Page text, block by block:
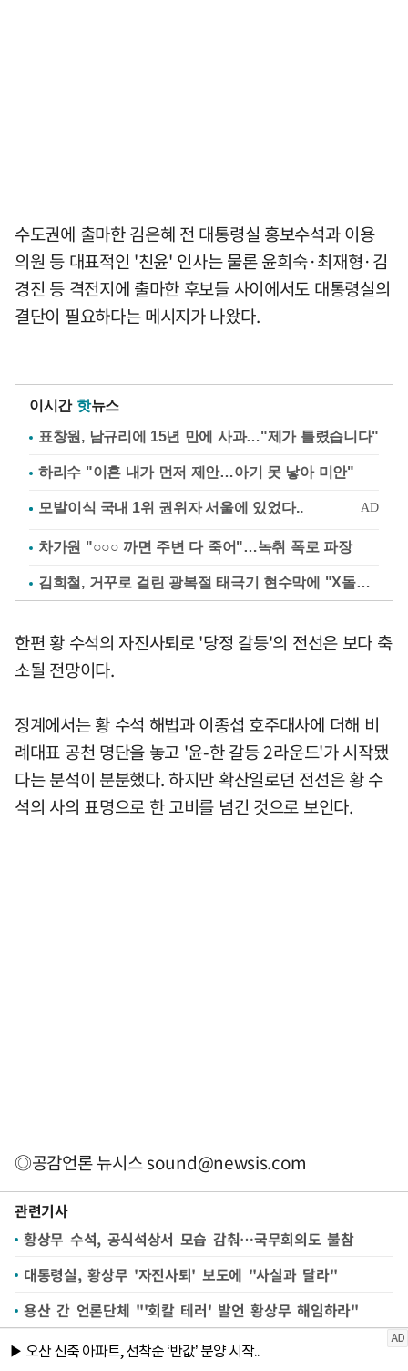
수도권에 출마한 김은혜 전 대통령실 홍보수석과 이용
의원 등 대표적인 '친윤' 인사는 물론 윤희숙·최재형·김
경진 등 격전지에 출마한 후보들 사이에서도 대통령실의
결단이 필요하다는 메시지가 나왔다.
이시간 핫뉴스
표창원, 남규리에 15년 만에 사과…"제가 틀렸습니다"
하리수 "이혼 내가 먼저 제안…아기 못 낳아 미안"
차가원 "○○○ 까면 주변 다 죽어"…녹취 폭로 파장
김희철, 거꾸로 걸린 광복절 태극기 현수막에 "X돌았네"
한편 황 수석의 자진사퇴로 '당정 갈등'의 전선은 보다 축
소될 전망이다.
정계에서는 황 수석 해법과 이종섭 호주대사에 더해 비
례대표 공천 명단을 놓고 '윤-한 갈등 2라운드'가 시작됐
다는 분석이 분분했다. 하지만 확산일로던 전선은 황 수
석의 사의 표명으로 한 고비를 넘긴 것으로 보인다.
◎공감언론 뉴시스sound@newsis.com
관련기사
황상무 수석, 공식석상서 모습 감춰…국무회의도 불참
대통령실, 황상무 '자진사퇴' 보도에 "사실과 달라"
용산 간 언론단체 "'회칼 테러' 발언 황상무 해임하라"